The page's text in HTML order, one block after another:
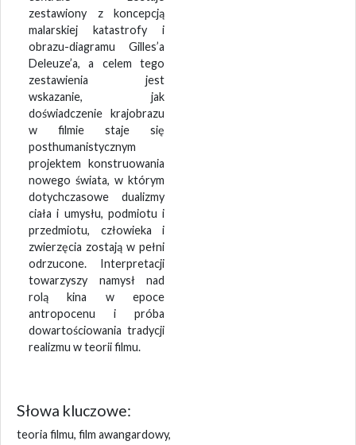
zestawiony z koncepcją
malarskiej katastrofy i
obrazu-diagramu Gilles’a
Deleuze’a, a celem tego
zestawienia jest
wskazanie, jak
doświadczenie krajobrazu
w filmie staje się
posthumanistycznym
projektem konstruowania
nowego świata, w którym
dotychczasowe dualizmy
ciała i umysłu, podmiotu i
przedmiotu, człowieka i
zwierzęcia zostają w pełni
odrzucone. Interpretacji
towarzyszy namysł nad
rolą kina w epoce
antropocenu i próba
dowartościowania tradycji
realizmu w teorii filmu.
Słowa kluczowe:
teoria filmu, film awangardowy,